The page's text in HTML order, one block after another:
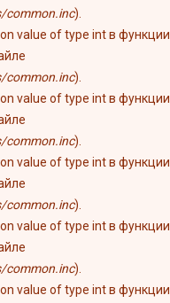
common.inc).
value of type int в функции
common.inc).
value of type int в функции
common.inc).
value of type int в функции
common.inc).
value of type int в функции
common.inc).
value of type int в функции